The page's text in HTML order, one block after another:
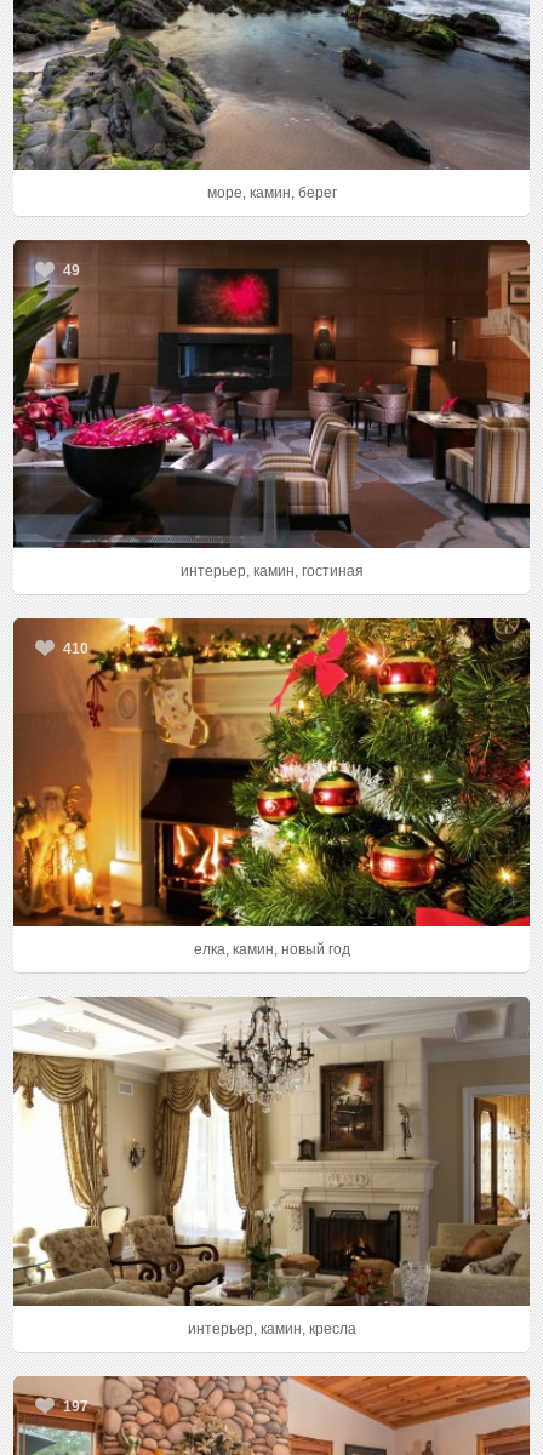
море, камин, берег
49
интерьер, камин, гостиная
410
елка, камин, новый год
155
интерьер, камин, кресла
197